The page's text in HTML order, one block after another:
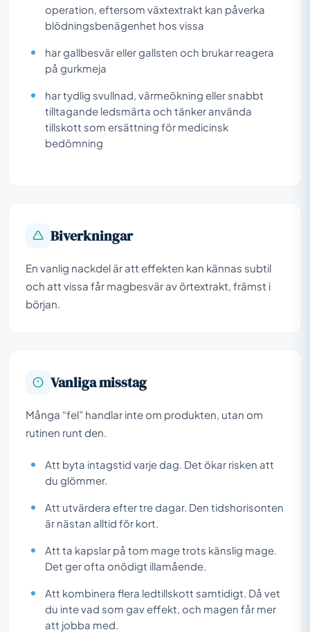
operation, eftersom växtextrakt kan påverka
blödningsbenägenhet hos vissa
har gallbesvär eller gallsten och brukar reagera
på gurkmeja
har tydlig svullnad, värmeökning eller snabbt
tilltagande ledsmärta och tänker använda
tillskott som ersättning för medicinsk
bedömning
Biverkningar
En vanlig nackdel är att effekten kan kännas subtil
och att vissa får magbesvär av örtextrakt, främst i
början.
Vanliga misstag
Många “fel” handlar inte om produkten, utan om
rutinen runt den.
Att byta intagstid varje dag. Det ökar risken att
du glömmer.
Att utvärdera efter tre dagar. Den tidshorisonten
är nästan alltid för kort.
Att ta kapslar på tom mage trots känslig mage.
Det ger ofta onödigt illamående.
Att kombinera flera ledtillskott samtidigt. Då vet
du inte vad som gav effekt, och magen får mer
att jobba med.